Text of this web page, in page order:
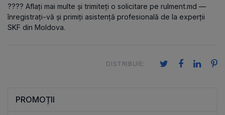
???? Aflați mai multe și trimiteți o solicitare pe rulment.md —
înregistrați-vă și primiți asistență profesională de la experții
SKF din Moldova.
DISTRIBUIE:
PROMOȚII